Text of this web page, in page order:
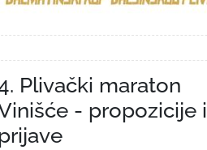
Plivački maraton
- propozicije i